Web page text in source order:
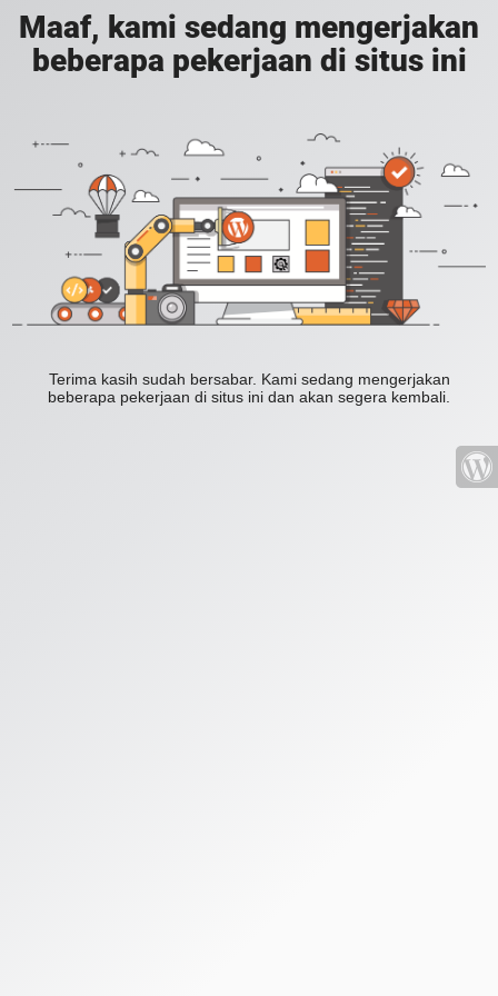
Maaf, kami sedang mengerjakan
beberapa pekerjaan di situs ini
Terima kasih sudah bersabar. Kami sedang mengerjakan
beberapa pekerjaan di situs ini dan akan segera kembali.